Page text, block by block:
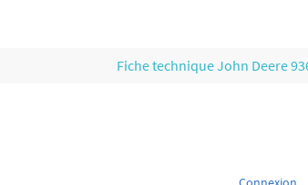
Fiche technique John Deere